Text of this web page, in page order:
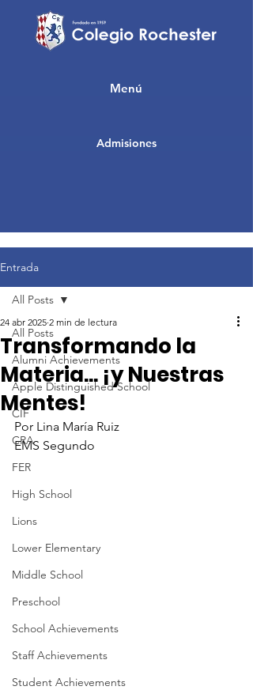
Admisiones
Menú
Entrada
All Posts
Alumni Achievements
Apple Distinguished School
CIF
CRA
FER
High School
Lions
Lower Elementary
Middle School
Preschool
School Achievements
Staff Achievements
Student Achievements
All Posts
Transformando la
Materia... ¡y Nuestras
Mentes!
24 abr 2025 2 min de lectura
Por Lina María Ruiz
EMS Segundo